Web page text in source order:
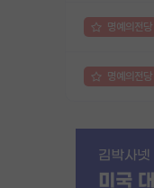
명예의전당
명예의전당